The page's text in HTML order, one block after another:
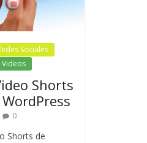
Sociales
Videos
Shorts
0
Shorts de